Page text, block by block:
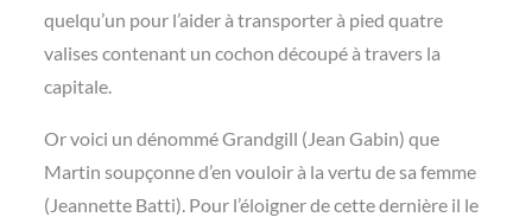
quelqu’un pour l’aider à transporter à pied quatre
valises contenant un cochon découpé à travers la
capitale.
Or voici un dénommé Grandgill (Jean Gabin) que
Martin soupçonne d’en vouloir à la vertu de sa femme
(Jeannette Batti). Pour l’éloigner de cette dernière il le